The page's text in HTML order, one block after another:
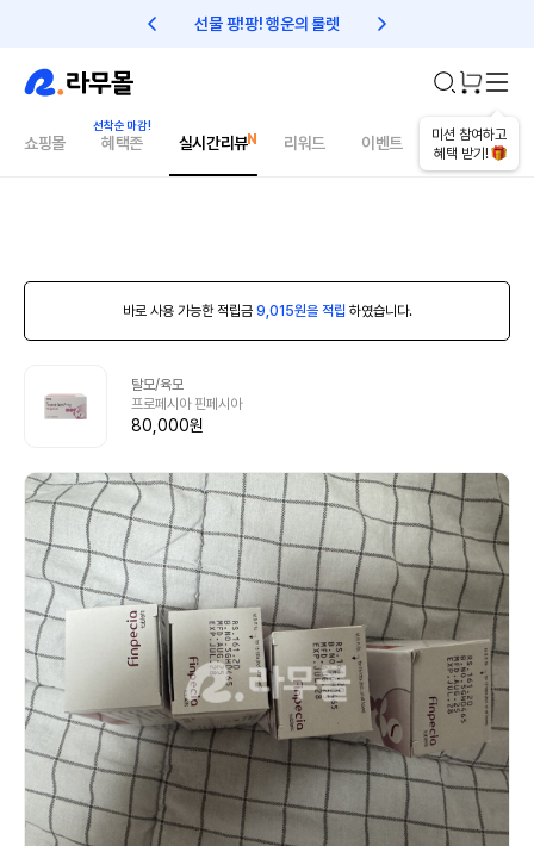
선물 팡!팡! 행운의 룰렛 친구초대 1만원 리워드!
미션 참여하고
혜택 받기!
쇼핑몰 혜택존 실시간리뷰 리워드 이벤트 건강매거진
바로 사용 가능한 적립금 9,015원을 적립 하였습니다.
탈모/육모
프로페시아 핀페시아
80,000원